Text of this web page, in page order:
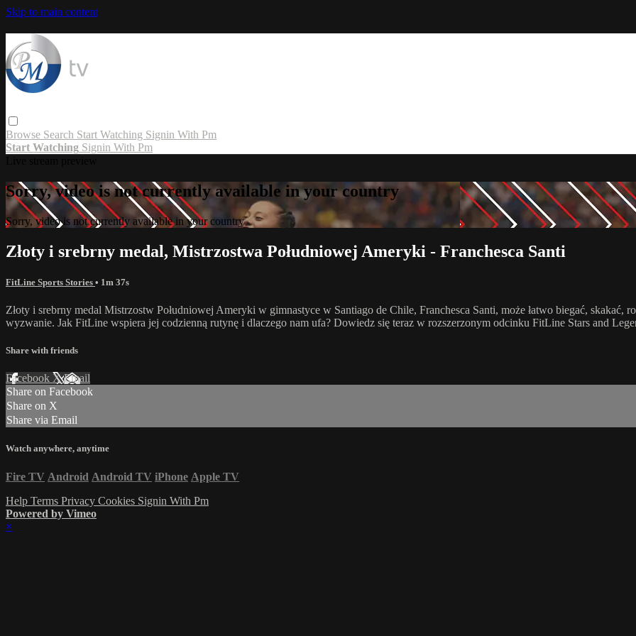
Skip to main content
Browse Search Start Watching Signin With Pm
Start Watching Signin With Pm
Sorry, video is not currently available in your country
Sorry, video is not currently available in your country
Złoty i srebrny medal, Mistrzostwa Południowej Ameryki - Franchesca Santi
FitLine Sports Stories • 1m 37s
Złoty i srebrny medal Mistrzostw Południowej Ameryki w gimnastyce w Santiago de Chile, Franchesca Santi, może łatwo biegać, skakać,
wyzwanie. Jak FitLine wspiera jej codzienną rutynę i dlaczego nam ufa? Dowiedz się teraz w rozszerzonym odcinku FitLine Stars and
Share with friends
Facebook XEmail
Share on Facebook
Share on X
Share via Email
Watch anywhere, anytime
Fire TV Android Android TV iPhone Apple TV
Help Terms Privacy Cookies Signin With Pm
Powered by Vimeo
×